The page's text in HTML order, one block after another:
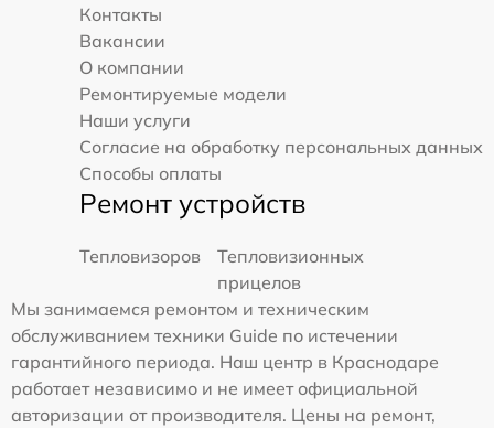
Контакты
Вакансии
О компании
Ремонтируемые модели
Наши услуги
Согласие на обработку персональных данных
Способы оплаты
Ремонт устройств
Тепловизоров
Тепловизионных
прицелов
Мы занимаемся ремонтом и техническим
обслуживанием техники Guide по истечении
гарантийного периода. Наш центр в Краснодаре
работает независимо и не имеет официальной
авторизации от производителя. Цены на ремонт,